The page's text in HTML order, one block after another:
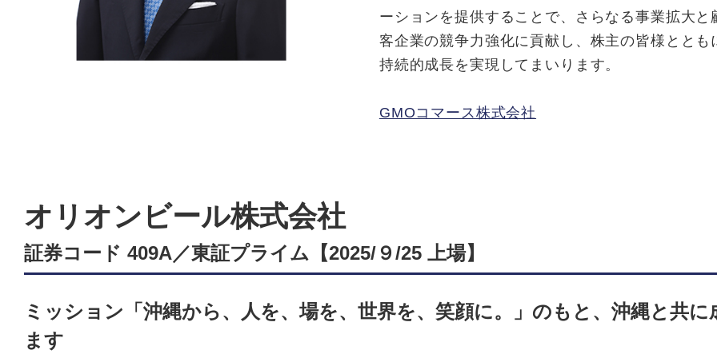
ーションを提供することで、さらなる事業拡大と
客企業の競争力強化に貢献し、株主の皆様ととも
持続的成長を実現してまいります。
GMOコマース株式会社
オリオンビール株式会社
証券コード 409A／東証プライム【2025/９/25 上場】
ミッション「沖縄から、人を、場を、世界を、笑顔に。」のもと、沖縄と共に
ます